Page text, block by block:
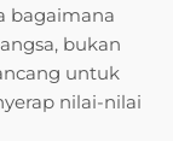
bagaimana
bukan
untuk
nilai-nilai